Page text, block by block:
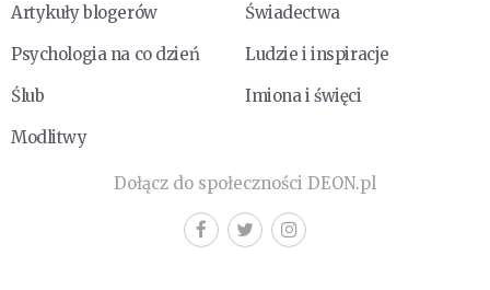
Artykuły blogerów
Świadectwa
Psychologia na co dzień
Ludzie i inspiracje
Ślub
Imiona i święci
Modlitwy
Dołącz do społeczności DEON.pl